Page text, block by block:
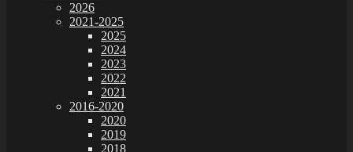
2026
2021-2025
2025
2024
2023
2022
2021
2016-2020
2020
2019
2018